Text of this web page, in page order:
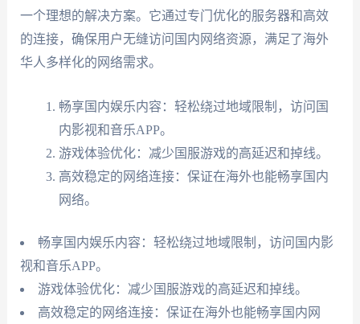
一个理想的解决方案。它通过专门优化的服务器和高效
的连接，确保用户无缝访问国内网络资源，满足了海外
华人多样化的网络需求。
畅享国内娱乐内容：轻松绕过地域限制，访问国
内影视和音乐APP。
游戏体验优化：减少国服游戏的高延迟和掉线。
高效稳定的网络连接：保证在海外也能畅享国内
网络。
畅享国内娱乐内容：轻松绕过地域限制，访问国内影
视和音乐APP。
游戏体验优化：减少国服游戏的高延迟和掉线。
高效稳定的网络连接：保证在海外也能畅享国内网